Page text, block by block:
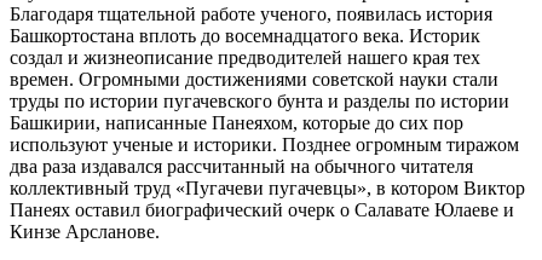
Благодаря тщательной работе ученого, появилась история
Башкортостана вплоть до восемнадцатого века. Историк
создал и жизнеописание предводителей нашего края тех
времен. Огромными достижениями советской науки стали
труды по истории пугачевского бунта и разделы по истории
Башкирии, написанные Панеяхом, которые до сих пор
используют ученые и историки. Позднее огромным тиражом
два раза издавался рассчитанный на обычного читателя
коллективный труд «Пугачеви пугачевцы», в котором Виктор
Панеях оставил биографический очерк о Салавате Юлаеве и
Кинзе Арсланове.